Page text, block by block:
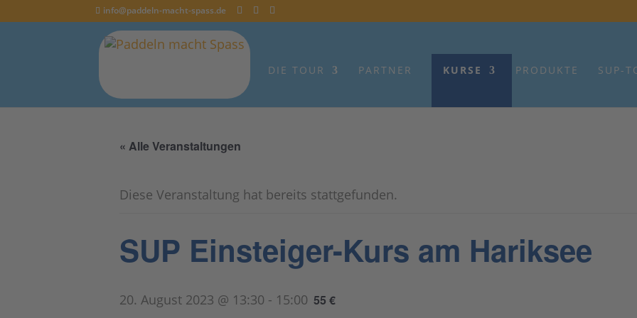
info@paddeln-macht-spass.de
DIE TOUR PARTNER KURSE PRODUKTE SUP-
« Alle Veranstaltungen
Diese Veranstaltung hat bereits stattgefunden.
SUP Einsteiger-Kurs am Hariksee
20. August 2023 @ 13:30 - 15:00 55 €